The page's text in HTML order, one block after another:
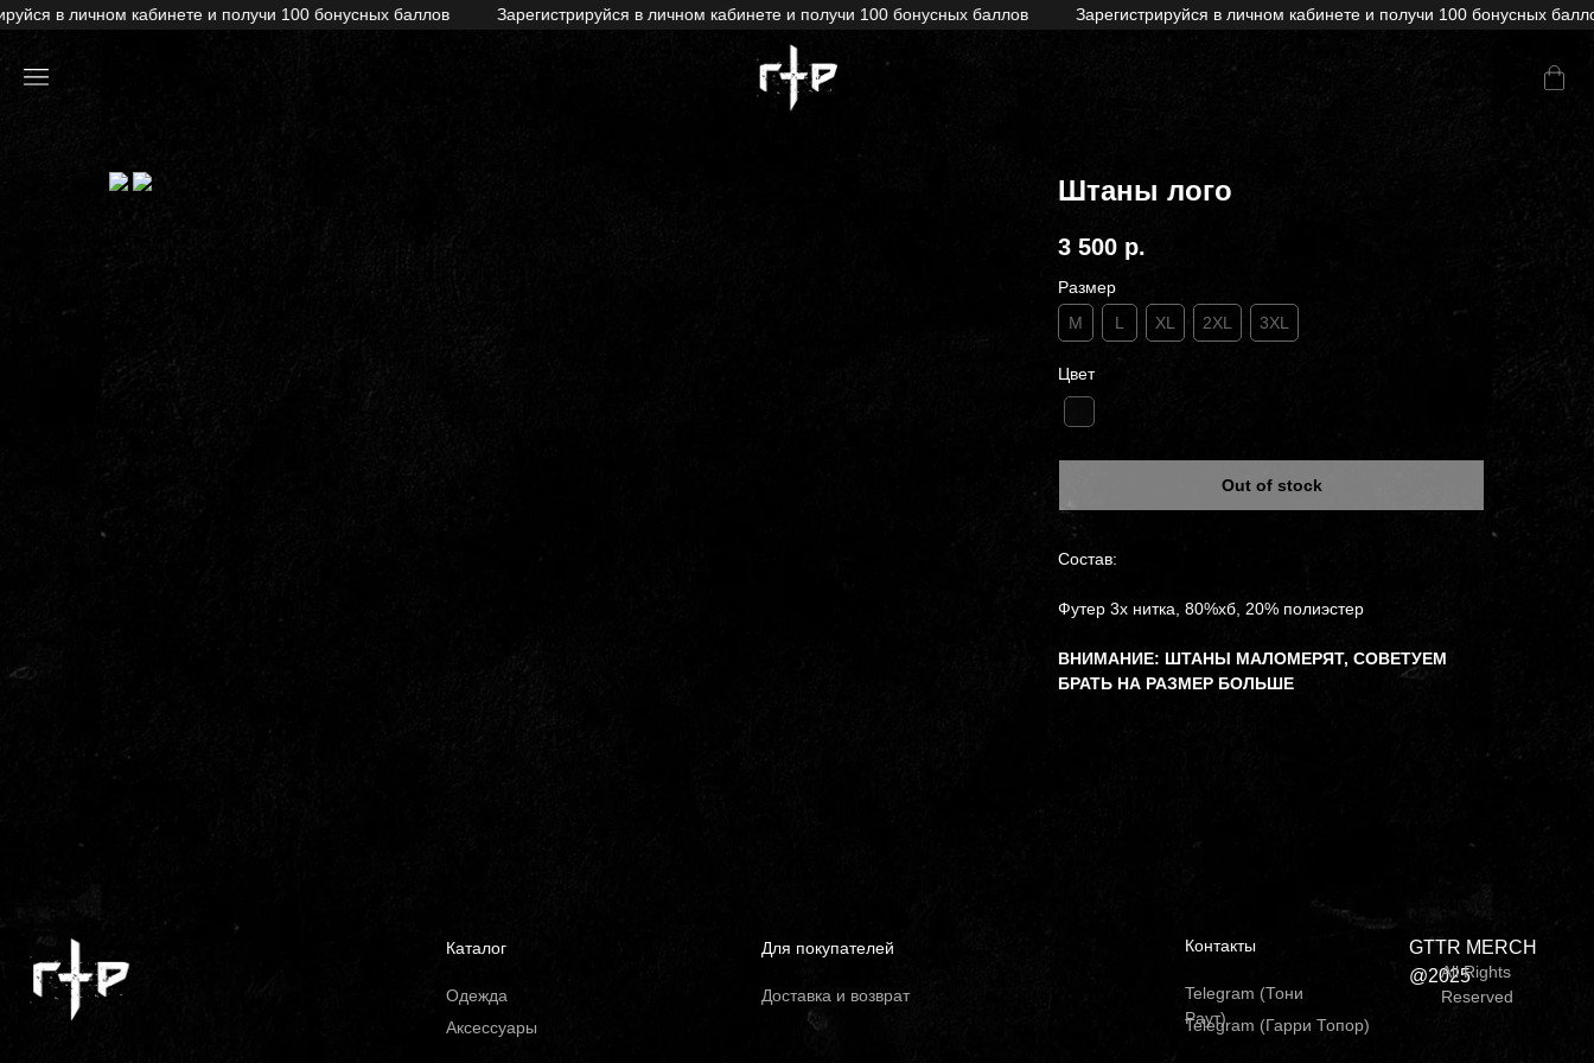
в личном кабинете и получи 100 бонусных баллов Зарегистрируйся в личном кабинете и получи 100 бонусных баллов Зарегистрируйся в личном кабинете и получи 100 бонусных баллов
Штаны лого
3 500 р.
Размер
M
L XL 2XL 3XL
Цвет
Out of stock
Состав:
Футер 3х нитка, 80%хб, 20% полиэстер
ВНИМАНИЕ: ШТАНЫ МАЛОМЕРЯТ, СОВЕТУЕМ
БРАТЬ НА РАЗМЕР БОЛЬШЕ
Telegram (Гарри Топор)
Telegram (Тони
Раут)
Контакты
GTTR MERCH
@2025All Rights
Reserved
Для покупателей
Доставка и возврат
Одежда
Аксессуары
Каталог